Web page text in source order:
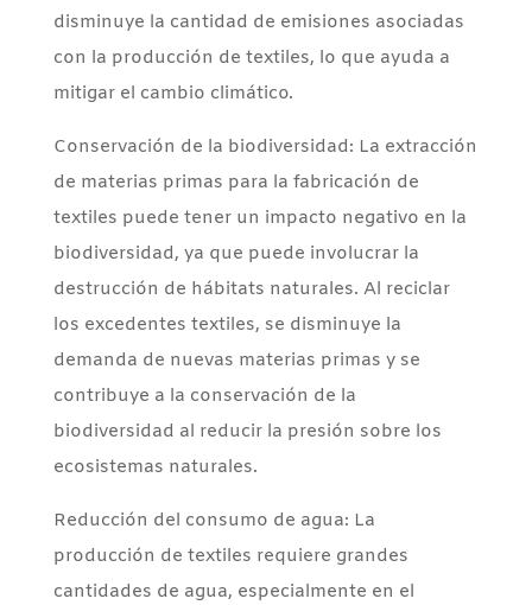
disminuye la cantidad de emisiones asociadas
con la producción de textiles, lo que ayuda a
mitigar el cambio climático.
Conservación de la biodiversidad: La extracción
de materias primas para la fabricación de
textiles puede tener un impacto negativo en la
biodiversidad, ya que puede involucrar la
destrucción de hábitats naturales. Al reciclar
los excedentes textiles, se disminuye la
demanda de nuevas materias primas y se
contribuye a la conservación de la
biodiversidad al reducir la presión sobre los
ecosistemas naturales.
Reducción del consumo de agua: La
producción de textiles requiere grandes
cantidades de agua, especialmente en el